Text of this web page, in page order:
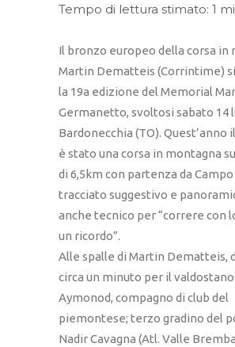
Tempo di lettura stimato: 1
Il bronzo europeo della corsa in
Martin Dematteis (Corrintime) si
la 19a edizione del Memorial
Germanetto, svoltosi sabato 14
Bardonecchia (TO). Quest’anno
è stato una corsa in montagna
di 6,5km con partenza da
tracciato suggestivo e
anche tecnico per “correre con
un ricordo”.
Alle spalle di Martin Dematteis,
circa un minuto per il
Aymonod, compagno di club del
piemontese; terzo gradino del
Nadir Cavagna (Atl. Valle